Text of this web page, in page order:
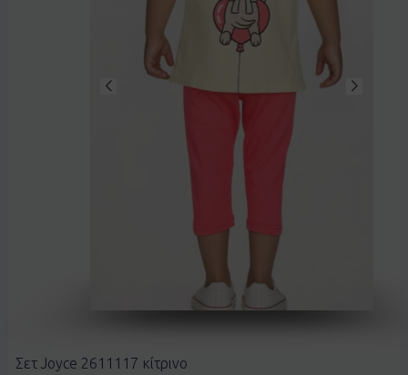
Σετ Joyce 2611117 κίτρινο